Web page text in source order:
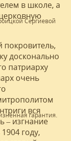
Сергиевой
гарантия.
в школе, а
покровитель,
досконально
патриарху
очень
вся
– изгнание
году,